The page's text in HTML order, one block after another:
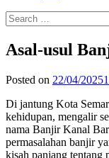
Search
for:
Asal-usul
Posted on 22/04/2025
Di jantung Kota
kehidupan, mengalir
nama Banjir Kanal
permasalahan banjir
kisah panjang tentang